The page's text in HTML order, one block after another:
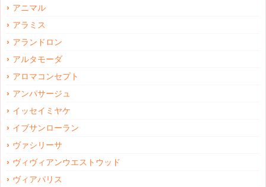
アニマル
アラミス
アランドロン
アルタモーダ
アロマコンセプト
アンパサージュ
イッセイミヤケ
イブサンローラン
ヴァシリーサ
ヴィヴィアンウエストウッド
ヴィアパリス